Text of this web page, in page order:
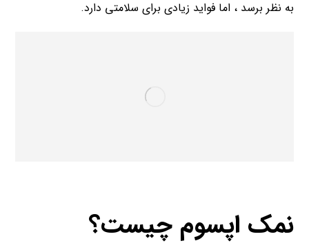
به نظر برسد ، اما فواید زیادی برای سلامتی دارد.
نمک اپسوم چیست؟